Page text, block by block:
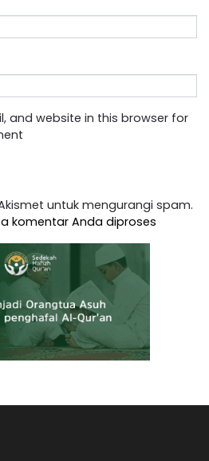
and website in this browser for
untuk mengurangi spam.
komentar Anda diproses